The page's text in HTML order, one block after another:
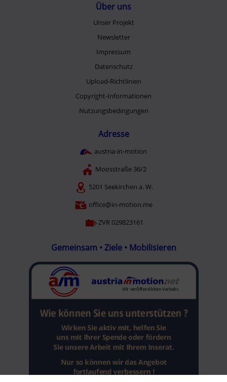
Über uns
Unser Projekt
Newsletter
Impressum
Datenschutz
Upload-Richtlinien
Copyright-Informationen
Nutzungsbedingungen
Adresse
austria-in-motion
Moosstraße 36/2
5201 Seekirchen a. W.
office@in-motion.me
ZVR 029823161
Gemeinsam • Ziele • Mobilisieren